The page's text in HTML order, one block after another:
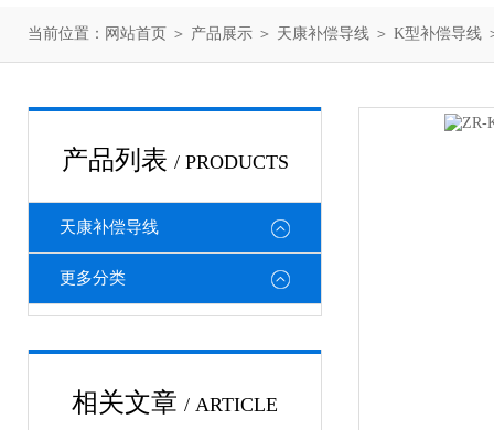
当前位置： 网站首页 ＞ 产品展示 ＞ 天康补偿导线 ＞ K型补偿导线
产品列表 / PRODUCTS
天康补偿导线
更多分类
相关文章 / ARTICLE